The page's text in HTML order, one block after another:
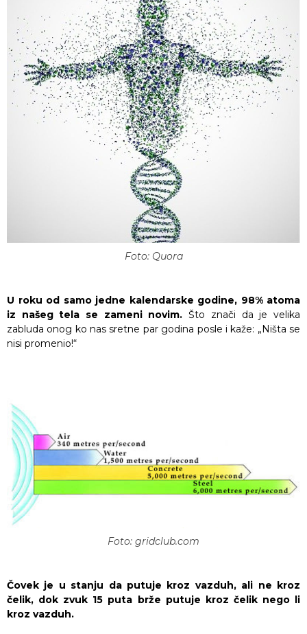
Foto: Quora
U roku od samo jedne kalendarske godine, 98% atoma
iz našeg tela se zameni novim.Što znači da je velika
zabluda onog ko nas sretne par godina posle i kaže: „Ništa se
nisi promenio!“
Foto: gridclub.com
Čovek je u stanju da putuje kroz vazduh, ali ne kroz
čelik, dok zvuk 15 puta brže putuje kroz čelik nego li
kroz vazduh.